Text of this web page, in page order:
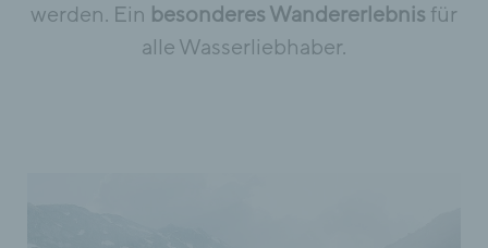
werden. Ein besonderes Wandererlebnis für
alle Wasserliebhaber.